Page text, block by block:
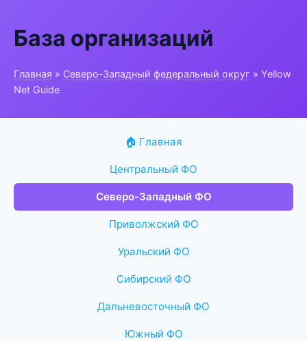
База организаций
Главная » Северо-Западный федеральный округ » Yellow
Net Guide
🏠 Главная
Центральный ФО
Северо-Западный ФО
Приволжский ФО
Уральский ФО
Сибирский ФО
Дальневосточный ФО
Южный ФО